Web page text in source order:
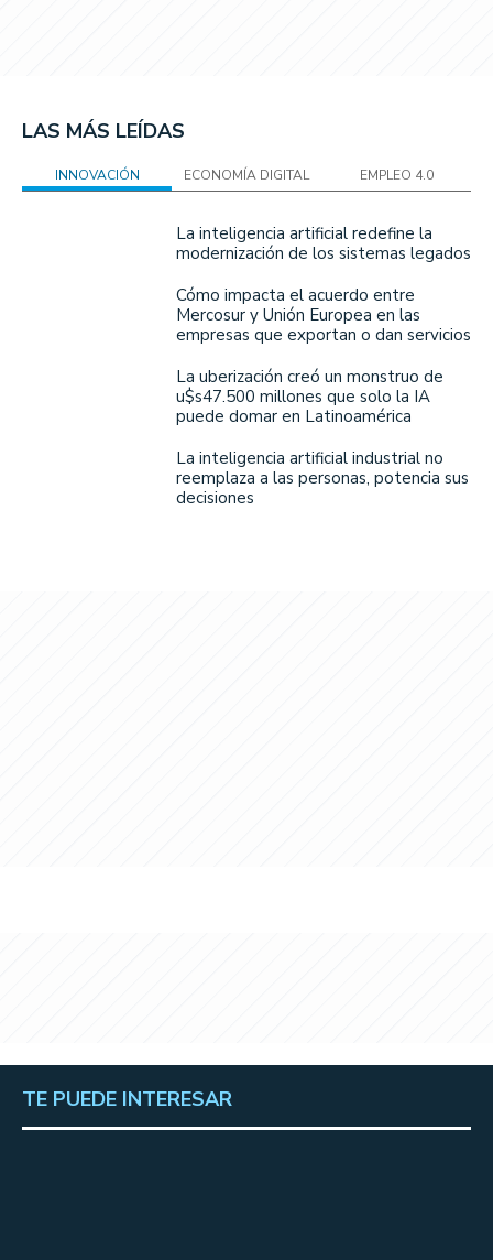
LAS MÁS LEÍDAS
INNOVACIÓN ECONOMÍA DIGITAL EMPLEO 4.0
La inteligencia artificial redefine la
modernización de los sistemas legados
Cómo impacta el acuerdo entre
Mercosur y Unión Europea en las
empresas que exportan o dan servicios
La uberización creó un monstruo de
u$s47.500 millones que solo la IA
puede domar en Latinoamérica
La inteligencia artificial industrial no
reemplaza a las personas, potencia sus
decisiones
TE PUEDE INTERESAR